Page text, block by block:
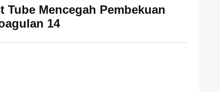
Tube Mencegah Pembekuan
14